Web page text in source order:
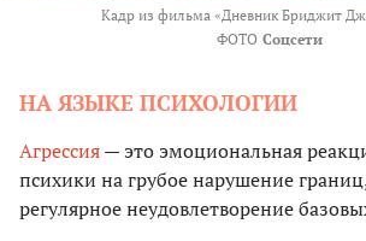
Кадр из фильма «Дневник Бриджит
ФОТО Соцсети
НА ЯЗЫКЕ ПСИХОЛОГИИ
Агрессия— это эмоциональная
психики на грубое нарушение
регулярное неудовлетворение